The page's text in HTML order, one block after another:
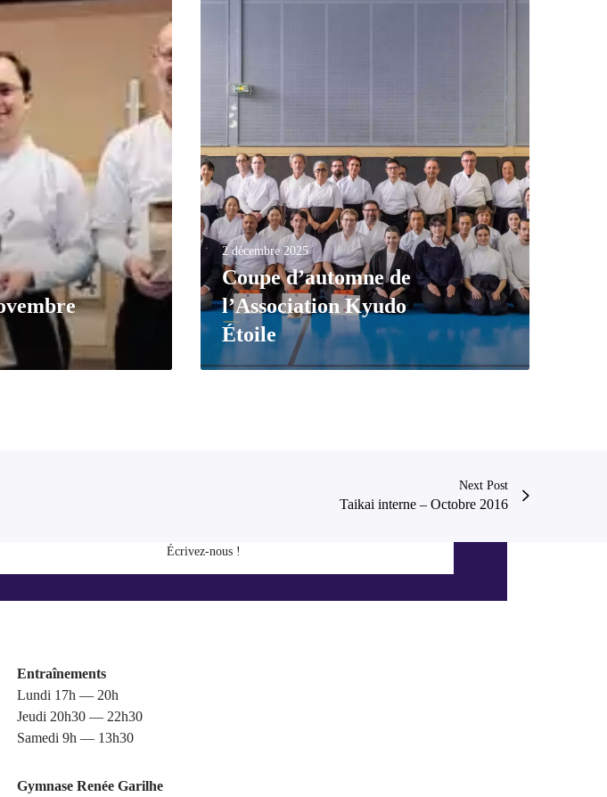
2 décembre 2025
Coupe d’automne de
l’Association Kyudo
Étoile
Next Post
Taikai interne – Octobre 2016
Écrivez-nous !
Entraînements
Lundi 17h — 20h
Jeudi 20h30 — 22h30
Samedi 9h — 13h30
Gymnase Renée Garilhe